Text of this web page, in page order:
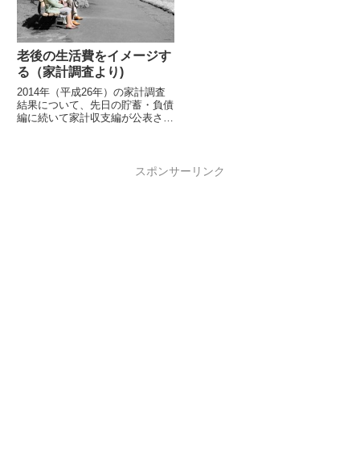
老後の生活費をイメージす
る（家計調査より)
2014年（平成26年）の家計調査
結果について、先日の貯蓄・負債
編に続いて家計収支編が公表され
スポンサーリンク